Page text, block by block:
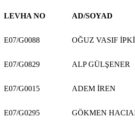
LEVHA NO AD/SOYAD
E07/G0088 OĞUZ VASIF
E07/G0829 ALP GÜLŞENER
E07/G0015 ADEM İREN
E07/G0295 GÖKMEN